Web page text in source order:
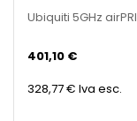
Ubiquiti 5GHz
401,10 €
328,77 € Iva esc.